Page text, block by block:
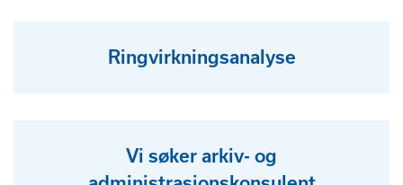
Ringvirkningsanalyse
Vi søker arkiv- og